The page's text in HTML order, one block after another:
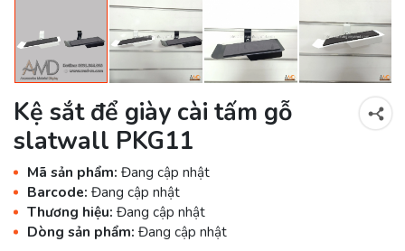
Kệ sắt để giày cài tấm gỗ
slatwall PKG11
Mã sản phẩm: Đang cập nhật
Barcode: Đang cập nhật
Thương hiệu: Đang cập nhật
Dòng sản phẩm: Đang cập nhật